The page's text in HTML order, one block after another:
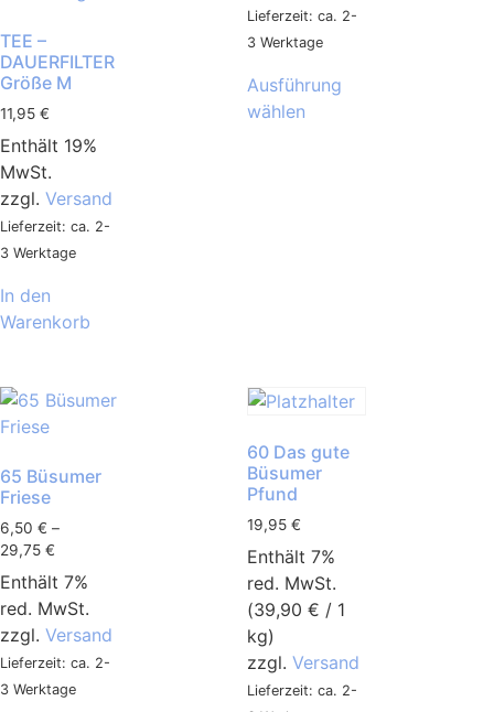
TEE –
DAUERFILTER
Größe M
11,95 €
Enthält 19%
MwSt.
zzgl. Versand
Lieferzeit: ca. 2-
3 Werktage
In den
Warenkorb
Lieferzeit: ca. 2-
3 Werktage
Ausführung
wählen
65 Büsumer
Friese
6,50 € –
29,75 €
Enthält 7%
red. MwSt.
zzgl. Versand
Lieferzeit: ca. 2-
3 Werktage
60 Das gute
Büsumer
Pfund
19,95 €
Enthält 7%
red. MwSt.
(39,90 € / 1
kg)
zzgl. Versand
Lieferzeit: ca. 2-